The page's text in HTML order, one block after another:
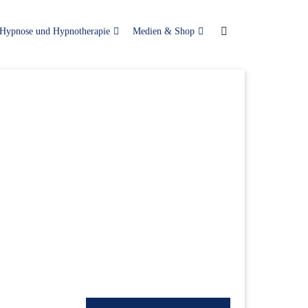
Hypnose und Hypnotherapie Medien & Shop